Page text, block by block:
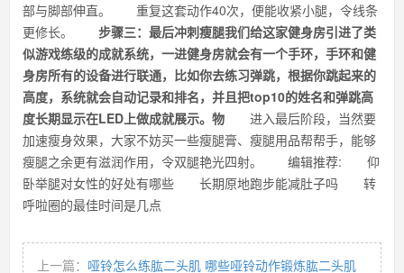
部与脚部伸直。 重复这套动作40次，便能收紧小腿，令线条
更修长。 步骤三：最后冲刺瘦腿我们给这家健身房引进了类
似游戏练级的成就系统，一进健身房就会有一个手环，手环和健
身房所有的设备进行联通，比如你去练习弹跳，根据你跳起来的
高度，系统就会自动记录和排名，并且把top10的姓名和弹跳高
度长期显示在LED上做成就展示。物 进入最后阶段，当然要
加速瘦身效果，大家不妨买一些瘦腿膏、瘦腿用品帮帮手，能够
瘦腿之余更有滋润作用，令双腿艳光四射。 编辑推荐: 仰
卧举腿对女性的好处有哪些 长期原地跑步能减肚子吗 转
呼啦圈的最佳时间是几点
上一篇： 哑铃怎么练肱二头肌 哪些哑铃动作锻炼肱二头肌